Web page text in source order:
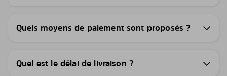
Quels moyens de paiement sont proposés ?
Quel est le délai de livraison ?